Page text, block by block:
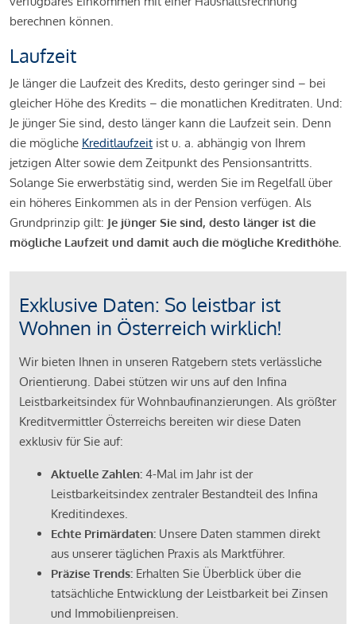
berechnen können.
Laufzeit
Je länger die Laufzeit des Kredits, desto geringer sind – bei
gleicher Höhe des Kredits – die monatlichen Kreditraten. Und:
Je jünger Sie sind, desto länger kann die Laufzeit sein. Denn
die mögliche Kreditlaufzeit ist u. a. abhängig von Ihrem
jetzigen Alter sowie dem Zeitpunkt des Pensionsantritts.
Solange Sie erwerbstätig sind, werden Sie im Regelfall über
ein höheres Einkommen als in der Pension verfügen. Als
Grundprinzip gilt: Je jünger Sie sind, desto länger ist die
mögliche Laufzeit und damit auch die mögliche Kredithöhe.
Exklusive Daten: So leistbar ist
Wohnen in Österreich wirklich!
Wir bieten Ihnen in unseren Ratgebern stets verlässliche
Orientierung. Dabei stützen wir uns auf den Infina
Leistbarkeitsindex für Wohnbaufinanzierungen. Als größter
Kreditvermittler Österreichs bereiten wir diese Daten
exklusiv für Sie auf:
Aktuelle Zahlen: 4-Mal im Jahr ist der
Leistbarkeitsindex zentraler Bestandteil des Infina
Kreditindexes.
Echte Primärdaten: Unsere Daten stammen direkt
aus unserer täglichen Praxis als Marktführer.
Präzise Trends: Erhalten Sie Überblick über die
tatsächliche Entwicklung der Leistbarkeit bei Zinsen
und Immobilienpreisen.